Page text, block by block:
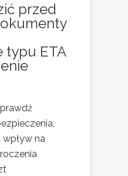
przed
typu ETA
na